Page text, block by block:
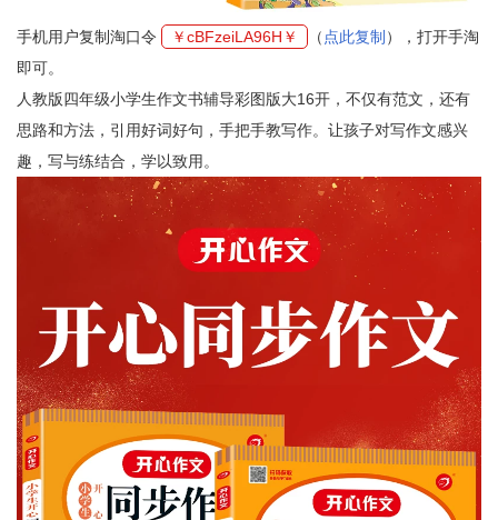
手机用户复制淘口令 ￥cBFzeiLA96H￥ （ 点此复制 ），打开手淘
即可。
人教版四年级小学生作文书辅导彩图版大16开，不仅有范文，还有
思路和方法，引用好词好句，手把手教写作。让孩子对写作文感兴
趣，写与练结合，学以致用。